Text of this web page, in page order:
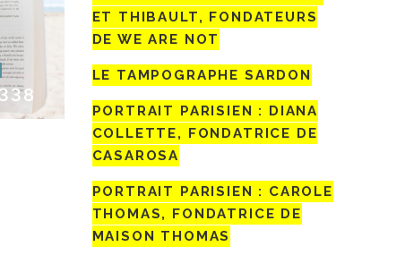
ET THIBAULT, FONDATEURS
DE WE ARE NOT
LE TAMPOGRAPHE SARDON
PORTRAIT PARISIEN : DIANA
COLLETTE, FONDATRICE DE
CASAROSA
PORTRAIT PARISIEN : CAROLE
THOMAS, FONDATRICE DE
MAISON THOMAS